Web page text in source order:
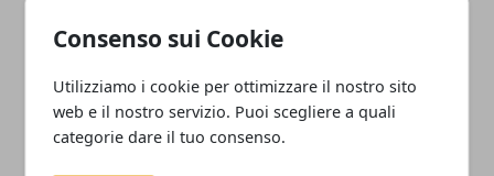
Consenso sui Cookie
Utilizziamo i cookie per ottimizzare il nostro sito
web e il nostro servizio. Puoi scegliere a quali
categorie dare il tuo consenso.
Redazione